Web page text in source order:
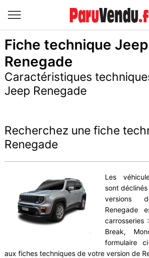
Fiche technique Jeep
Renegade
Caractéristiques
Jeep Renegade
Recherchez une fiche
Renegade
Les
sont
versions
Renegade
carrosseries
Break,
formulaire
aux fiches techniques de votre version de